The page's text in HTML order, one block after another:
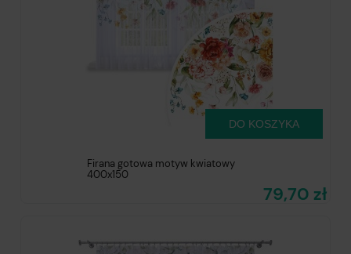
Firana gotowa motyw kwiatowy
400x150
79,70 zł
DO KOSZYKA